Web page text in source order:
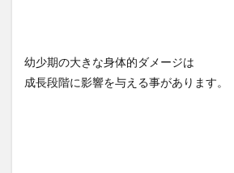
幼少期の大きな身体的ダメージは
成長段階に影響を与える事があります。